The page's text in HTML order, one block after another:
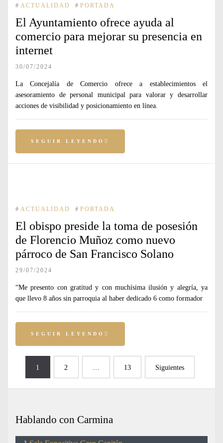
# ACTUALIDAD # PORTADA
El Ayuntamiento ofrece ayuda al
comercio para mejorar su presencia en
internet
30/07/2024
La Concejalía de Comercio ofrece a establecimientos el
asesoramiento de personal municipal para valorar y desarrollar
acciones de visibilidad y posicionamiento en línea.
SEGUIR LEYENDO
# ACTUALIDAD # PORTADA
El obispo preside la toma de posesión
de Florencio Muñoz como nuevo
párroco de San Francisco Solano
29/07/2024
“Me presento con gratitud y con muchísima ilusión y alegría, ya
que llevo 8 años sin parroquia al haber dedicado 6 como formador
SEGUIR LEYENDO
Paginación
1 2 … 13 Siguientes
Hablando con Carmina